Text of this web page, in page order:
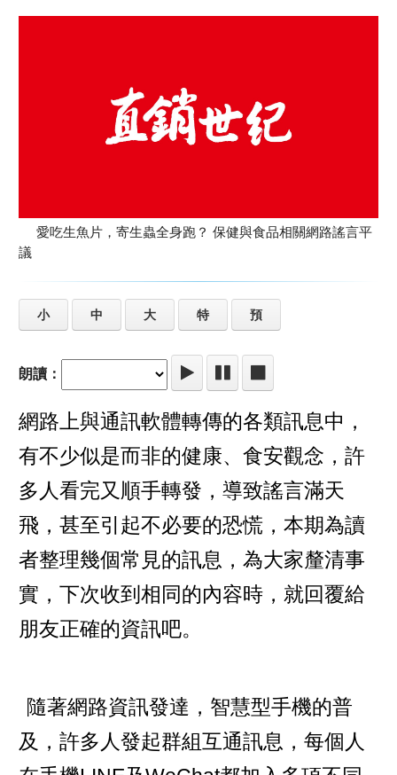
愛吃生魚片，寄生蟲全身跑？ 保健與食品相關網路謠言平
議
小 中 大 特 預
朗讀：
網路上與通訊軟體轉傳的各類訊息中，
有不少似是而非的健康、食安觀念，許
多人看完又順手轉發，導致謠言滿天
飛，甚至引起不必要的恐慌，本期為讀
者整理幾個常見的訊息，為大家釐清事
實，下次收到相同的內容時，就回覆給
朋友正確的資訊吧。
隨著網路資訊發達，智慧型手機的普
及，許多人發起群組互通訊息，每個人